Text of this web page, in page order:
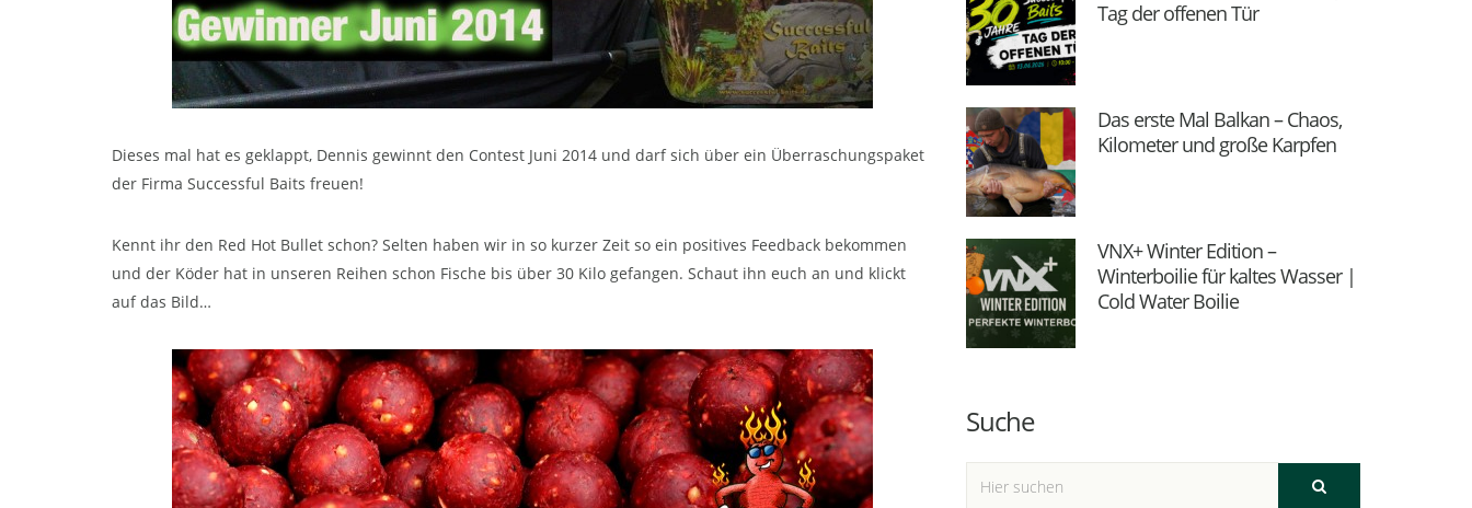
Dieses mal hat es geklappt, Dennis gewinnt den Contest Juni 2014 und darf sich über ein Überraschungspaket
der Firma Successful Baits freuen!
Kennt ihr den Red Hot Bullet schon? Selten haben wir in so kurzer Zeit so ein positives Feedback bekommen
und der Köder hat in unseren Reihen schon Fische bis über 30 Kilo gefangen. Schaut ihn euch an und klickt
auf das Bild…
Tag der offenen Tür
Das erste Mal Balkan – Chaos,
Kilometer und große Karpfen
VNX+ Winter Edition –
Winterboilie für kaltes Wasser |
Cold Water Boilie
Suche